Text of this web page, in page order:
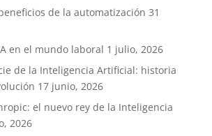
de la automatización 31
en el mundo laboral 1 julio, 2026
de la Inteligencia Artificial: historia
17 junio, 2026
el nuevo rey de la Inteligencia
2026